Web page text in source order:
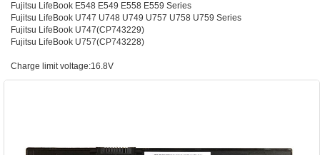
Fujitsu LifeBook E548 E549 E558 E559 Series
Fujitsu LifeBook U747 U748 U749 U757 U758 U759 Series
Fujitsu LifeBook U747(CP743229)
Fujitsu LifeBook U757(CP743228)
Charge limit voltage:16.8V